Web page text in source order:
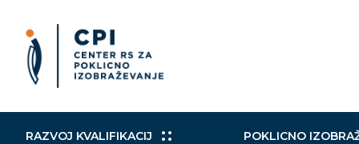
RAZVOJ KVALIFIKACIJ POKLICNO